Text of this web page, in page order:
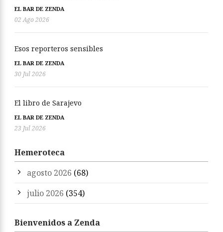
EL BAR DE ZENDA
02 Ago 2026
Esos reporteros sensibles
EL BAR DE ZENDA
30 Jul 2026
El libro de Sarajevo
EL BAR DE ZENDA
23 Jul 2026
Hemeroteca
agosto 2026 (68)
julio 2026 (354)
Bienvenidos a Zenda